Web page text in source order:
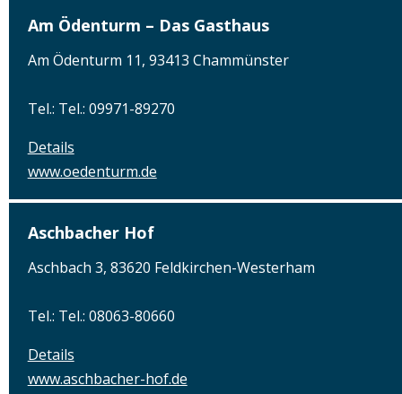
Am Ödenturm – Das Gasthaus
Am Ödenturm 11, 93413 Chammünster
Tel.: Tel.: 09971-89270
Details
www.oedenturm.de
Aschbacher Hof
Aschbach 3, 83620 Feldkirchen-Westerham
Tel.: Tel.: 08063-80660
Details
www.aschbacher-hof.de